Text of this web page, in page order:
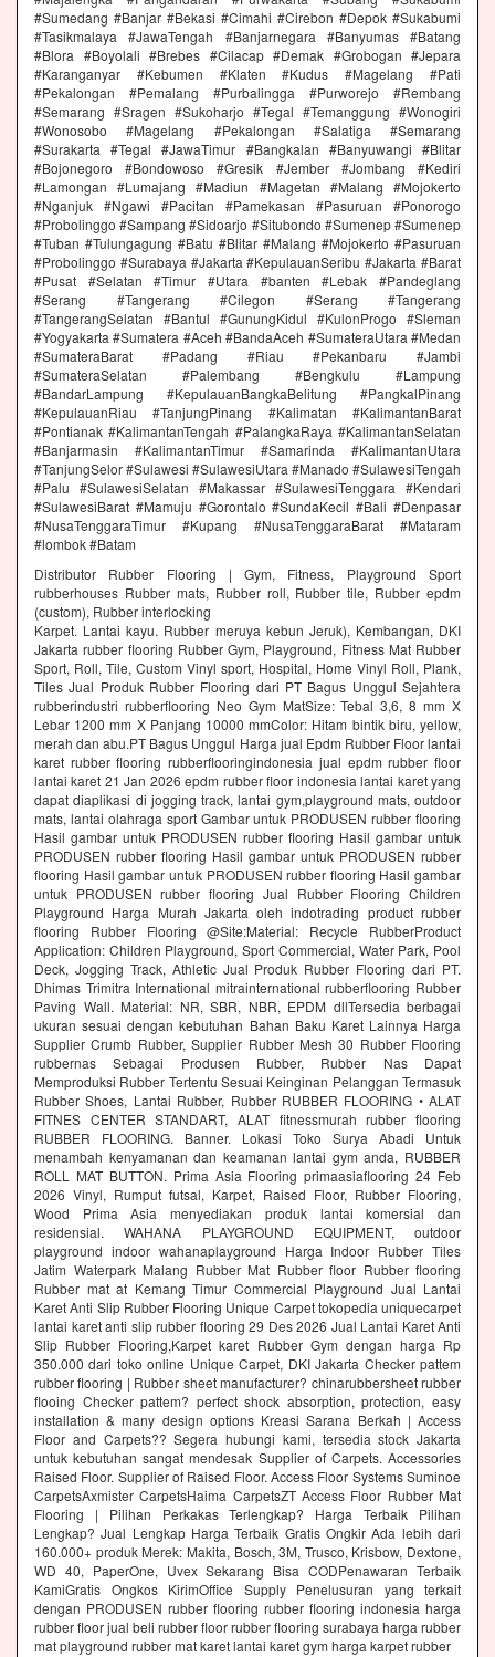
#Sumedang #Banjar #Bekasi #Cimahi #Cirebon #Depok #Sukabumi
#Tasikmalaya #JawaTengah #Banjarnegara #Banyumas #Batang
#Blora #Boyolali #Brebes #Cilacap #Demak #Grobogan #Jepara
#Karanganyar #Kebumen #Klaten #Kudus #Magelang #Pati
#Pekalongan #Pemalang #Purbalingga #Purworejo #Rembang
#Semarang #Sragen #Sukoharjo #Tegal #Temanggung #Wonogiri
#Wonosobo #Magelang #Pekalongan #Salatiga #Semarang
#Surakarta #Tegal #JawaTimur #Bangkalan #Banyuwangi #Blitar
#Bojonegoro #Bondowoso #Gresik #Jember #Jombang #Kediri
#Lamongan #Lumajang #Madiun #Magetan #Malang #Mojokerto
#Nganjuk #Ngawi #Pacitan #Pamekasan #Pasuruan #Ponorogo
#Probolinggo #Sampang #Sidoarjo #Situbondo #Sumenep #Sumenep
#Tuban #Tulungagung #Batu #Blitar #Malang #Mojokerto #Pasuruan
#Probolinggo #Surabaya #Jakarta #KepulauanSeribu #Jakarta #Barat
#Pusat #Selatan #Timur #Utara #banten #Lebak #Pandeglang
#Serang #Tangerang #Cilegon #Serang #Tangerang
#TangerangSelatan #Bantul #GunungKidul #KulonProgo #Sleman
#Yogyakarta #Sumatera #Aceh #BandaAceh #SumateraUtara #Medan
#SumateraBarat #Padang #Riau #Pekanbaru #Jambi
#SumateraSelatan #Palembang #Bengkulu #Lampung
#BandarLampung #KepulauanBangkaBelitung #PangkalPinang
#KepulauanRiau #TanjungPinang #Kalimatan #KalimantanBarat
#Pontianak #KalimantanTengah #PalangkaRaya #KalimantanSelatan
#Banjarmasin #KalimantanTimur #Samarinda #KalimantanUtara
#TanjungSelor #Sulawesi #SulawesiUtara #Manado #SulawesiTengah
#Palu #SulawesiSelatan #Makassar #SulawesiTenggara #Kendari
#SulawesiBarat #Mamuju #Gorontalo #SundaKecil #Bali #Denpasar
#NusaTenggaraTimur #Kupang #NusaTenggaraBarat #Mataram
#lombok #Batam
Distributor Rubber Flooring | Gym, Fitness, Playground Sport
rubberhouses Rubber mats, Rubber roll, Rubber tile, Rubber epdm
(custom), Rubber interlocking
Karpet. Lantai kayu. Rubber meruya kebun Jeruk), Kembangan, DKI
Jakarta rubber flooring Rubber Gym, Playground, Fitness Mat Rubber
Sport, Roll, Tile, Custom Vinyl sport, Hospital, Home Vinyl Roll, Plank,
Tiles Jual Produk Rubber Flooring dari PT Bagus Unggul Sejahtera
rubberindustri rubberflooring Neo Gym MatSize: Tebal 3,6, 8 mm X
Lebar 1200 mm X Panjang 10000 mmColor: Hitam bintik biru, yellow,
merah dan abu.PT Bagus Unggul Harga jual Epdm Rubber Floor lantai
karet rubber flooring rubberflooringindonesia jual epdm rubber floor
lantai karet 21 Jan 2026 epdm rubber floor indonesia lantai karet yang
dapat diaplikasi di jogging track, lantai gym,playground mats, outdoor
mats, lantai olahraga sport Gambar untuk PRODUSEN rubber flooring
Hasil gambar untuk PRODUSEN rubber flooring Hasil gambar untuk
PRODUSEN rubber flooring Hasil gambar untuk PRODUSEN rubber
flooring Hasil gambar untuk PRODUSEN rubber flooring Hasil gambar
untuk PRODUSEN rubber flooring Jual Rubber Flooring Children
Playground Harga Murah Jakarta oleh indotrading product rubber
flooring Rubber Flooring @Site:Material: Recycle RubberProduct
Application: Children Playground, Sport Commercial, Water Park, Pool
Deck, Jogging Track, Athletic Jual Produk Rubber Flooring dari PT.
Dhimas Trimitra International mitrainternational rubberflooring Rubber
Paving Wall. Material: NR, SBR, NBR, EPDM dllTersedia berbagai
ukuran sesuai dengan kebutuhan Bahan Baku Karet Lainnya Harga
Supplier Crumb Rubber, Supplier Rubber Mesh 30 Rubber Flooring
rubbernas Sebagai Produsen Rubber, Rubber Nas Dapat
Memproduksi Rubber Tertentu Sesuai Keinginan Pelanggan Termasuk
Rubber Shoes, Lantai Rubber, Rubber RUBBER FLOORING • ALAT
FITNES CENTER STANDART, ALAT fitnessmurah rubber flooring
RUBBER FLOORING. Banner. Lokasi Toko Surya Abadi Untuk
menambah kenyamanan dan keamanan lantai gym anda, RUBBER
ROLL MAT BUTTON. Prima Asia Flooring primaasiaflooring 24 Feb
2026 Vinyl, Rumput futsal, Karpet, Raised Floor, Rubber Flooring,
Wood Prima Asia menyediakan produk lantai komersial dan
residensial. WAHANA PLAYGROUND EQUIPMENT, outdoor
playground indoor wahanaplayground Harga Indoor Rubber Tiles
Jatim Waterpark Malang Rubber Mat Rubber floor Rubber flooring
Rubber mat at Kemang Timur Commercial Playground Jual Lantai
Karet Anti Slip Rubber Flooring Unique Carpet tokopedia uniquecarpet
lantai karet anti slip rubber flooring 29 Des 2026 Jual Lantai Karet Anti
Slip Rubber Flooring,Karpet karet Rubber Gym dengan harga Rp
350.000 dari toko online Unique Carpet, DKI Jakarta Checker pattem
rubber flooring | Rubber sheet manufacturer? chinarubbersheet rubber
flooing Checker pattem? perfect shock absorption, protection, easy
installation & many design options Kreasi Sarana Berkah | Access
Floor and Carpets?? Segera hubungi kami, tersedia stock Jakarta
untuk kebutuhan sangat mendesak Supplier of Carpets. Accessories
Raised Floor. Supplier of Raised Floor. Access Floor Systems Suminoe
CarpetsAxmister CarpetsHaima CarpetsZT Access Floor Rubber Mat
Flooring | Pilihan Perkakas Terlengkap? Harga Terbaik Pilihan
Lengkap? Jual Lengkap Harga Terbaik Gratis Ongkir Ada lebih dari
160.000+ produk Merek: Makita, Bosch, 3M, Trusco, Krisbow, Dextone,
WD 40, PaperOne, Uvex Sekarang Bisa CODPenawaran Terbaik
KamiGratis Ongkos KirimOffice Supply Penelusuran yang terkait
dengan PRODUSEN rubber flooring rubber flooring indonesia harga
rubber floor jual beli rubber floor rubber flooring surabaya harga rubber
mat playground rubber mat karet lantai karet gym harga karpet rubber